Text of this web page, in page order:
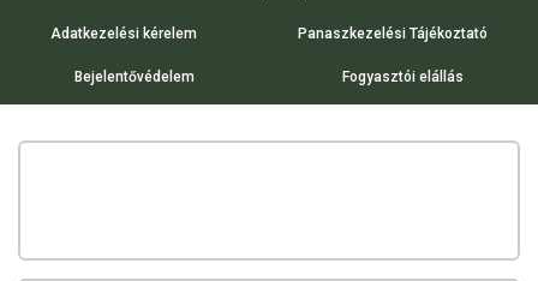
Adatkezelési kérelem Panaszkezelési Tájékoztató
Bejelentővédelem Fogyasztói elállás